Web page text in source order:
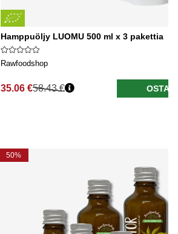
Hamppuöljy LUOMU 500 ml x 3 pakettia
Rawfoodshop
35.06 €58.43 € OSTA
50%